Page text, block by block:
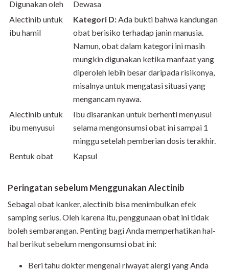
Digunakan oleh
Dewasa
Alectinib untuk
ibu hamil
Kategori D:Ada bukti bahwa kandungan
obat berisiko terhadap janin manusia.
Namun, obat dalam kategori ini masih
mungkin digunakan ketika manfaat yang
diperoleh lebih besar daripada risikonya,
misalnya untuk mengatasi situasi yang
mengancam nyawa.
Alectinib untuk
ibu menyusui
Ibu disarankan untuk berhenti menyusui
selama mengonsumsi obat ini sampai 1
minggu setelah pemberian dosis terakhir.
Bentuk obat
Kapsul
Peringatan sebelum Menggunakan Alectinib
Sebagai obat kanker, alectinib bisa menimbulkan efek
samping serius. Oleh karena itu, penggunaan obat ini tidak
boleh sembarangan. Penting bagi Anda memperhatikan hal-
hal berikut sebelum mengonsumsi obat ini:
Beri tahu dokter mengenai riwayat alergi yang Anda